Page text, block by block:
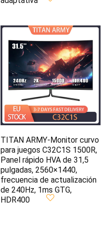
TITAN ARMY-Monitor curvo
para juegos C32C1S 1500R,
Panel rápido HVA de 31,5
pulgadas, 2560×1440,
frecuencia de actualización
de 240Hz, 1ms GTG,
HDR400